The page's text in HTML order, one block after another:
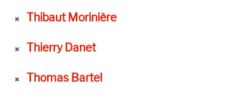
Thibaut Morinière
Thierry Danet
Thomas Bartel